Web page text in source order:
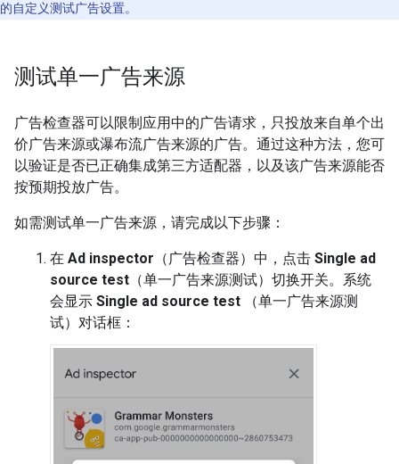
的自定义测试广告设置。
测试单一广告来源
广告检查器可以限制应用中的广告请求，只投放来自单个出
价广告来源或瀑布流广告来源的广告。通过这种方法，您可
以验证是否已正确集成第三方适配器，以及该广告来源能否
按预期投放广告。
如需测试单一广告来源，请完成以下步骤：
在 Ad inspector （广告检查器）中，点击 Single ad
source test （单一广告来源测试）切换开关。系统
会显示 Single ad source test （单一广告来源测
试）对话框：